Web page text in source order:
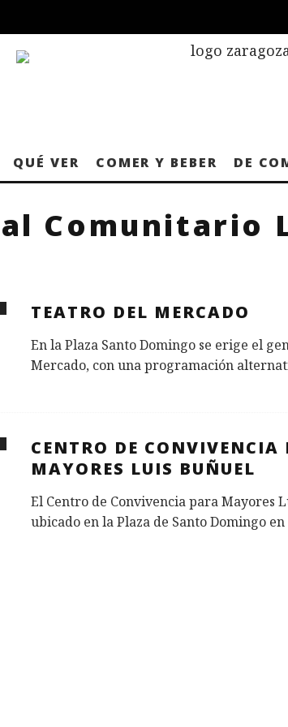
QUÉ VER COMER Y BEBER DE
Comunitario
TEATRO DEL MERCADO
En la Plaza Santo Domingo se erige el
Mercado, con una programación
CENTRO DE CONVIVENCIA
MAYORES LUIS BUÑUEL
El Centro de Convivencia para Mayores
ubicado en la Plaza de Santo Domingo en